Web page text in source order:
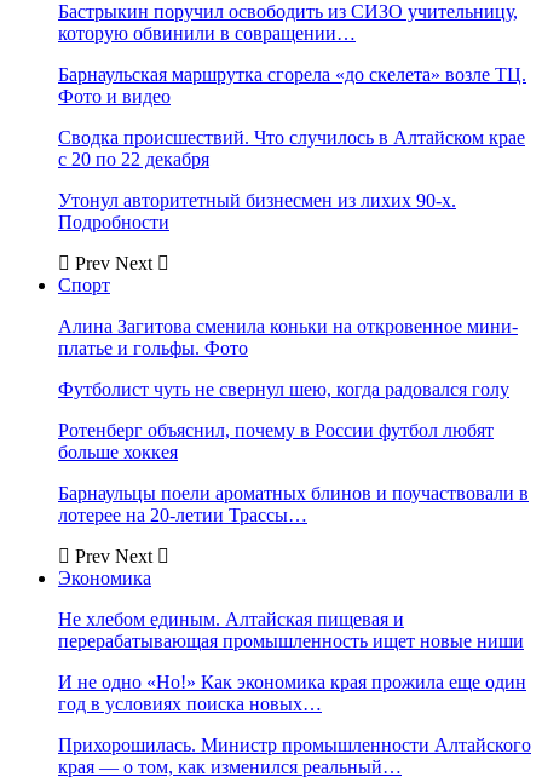
Бастрыкин поручил освободить из СИЗО учительницу,
которую обвинили в совращении…
Барнаульская маршрутка сгорела «до скелета» возле ТЦ.
Фото и видео
Сводка происшествий. Что случилось в Алтайском крае
с 20 по 22 декабря
Утонул авторитетный бизнесмен из лихих 90-х.
Подробности
Prev Next
Спорт
Алина Загитова сменила коньки на откровенное мини-
платье и гольфы. Фото
Футболист чуть не свернул шею, когда радовался голу
Ротенберг объяснил, почему в России футбол любят
больше хоккея
Барнаульцы поели ароматных блинов и поучаствовали в
лотерее на 20-летии Трассы…
Prev Next
Экономика
Не хлебом единым. Алтайская пищевая и
перерабатывающая промышленность ищет новые ниши
И не одно «Но!» Как экономика края прожила еще один
год в условиях поиска новых…
Прихорошилась. Министр промышленности Алтайского
края — о том, как изменился реальный…